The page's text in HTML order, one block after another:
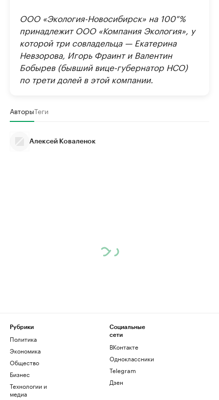
ООО «Экология-Новосибирск» на 100 %
принадлежит ООО «Компания Экология», у
которой три совладельца — Екатерина
Невзорова, Игорь Фраинт и Валентин
Бобырев (быв​ший вице-губернатор НСО)
по трети долей в этой компании.
АвторыТеги
Алексей Коваленок
Рубрики
Политика
Экономика
Общество
Бизнес
Технологии и
медиа
Социальные
сети
ВКонтакте
Одноклассники
Telegram
Дзен